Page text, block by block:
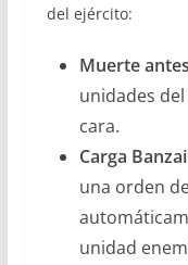
del ejército:
Muerte
unidades
cara.
Carga
una orden
unidad